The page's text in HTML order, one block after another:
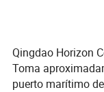
Qingdao Horizon
Toma
puerto marítimo